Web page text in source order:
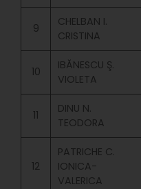
9
CHELBAN I.
CRISTINA
10
IBĂNESCU Ş.
VIOLETA
11
DINU N.
TEODORA
12
PATRICHE C.
IONICA-
VALERICA